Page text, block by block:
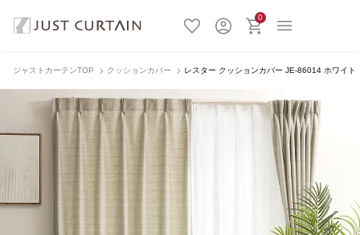
0
ジャストカーテンTOP クッションカバー レスター クッションカバー JE-86014 ホワイト